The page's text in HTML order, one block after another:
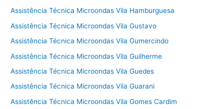
Assistência Técnica Microondas Vila Hamburguesa
Assistência Técnica Microondas Vila Gustavo
Assistência Técnica Microondas Vila Gumercindo
Assistência Técnica Microondas Vila Guilherme
Assistência Técnica Microondas Vila Guedes
Assistência Técnica Microondas Vila Guarani
Assistência Técnica Microondas Vila Gomes Cardim